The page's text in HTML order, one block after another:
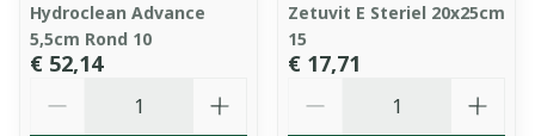
Hydroclean Advance
5,5cm Rond 10
€ 52,14
Zetuvit E Steriel 20x25cm
15
€ 17,71